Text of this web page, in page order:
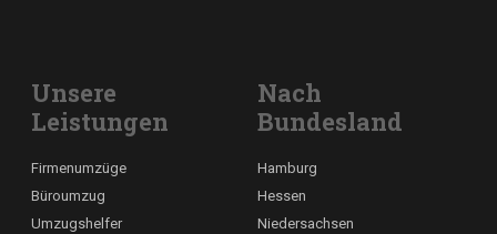
Unsere
Leistungen
Firmenumzüge
Büroumzug
Umzugshelfer
Nach
Bundesland
Hamburg
Hessen
Niedersachsen